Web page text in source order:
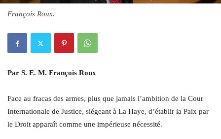
François Roux.
Par S. E. M. François Roux
Face au fracas des armes, plus que jamais l’ambition de la Cour
Internationale de Justice, siégeant à La Haye, d’établir la Paix par
le Droit apparaît comme une impérieuse nécessité.